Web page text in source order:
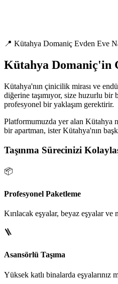
📍 Kütahya Domaniç Evden Eve
Kütahya Domaniç'in
Kütahya'nın çinicilik mirası ve
diğerine taşımıyor, size huzurlu
profesyonel bir yaklaşım gerektirir.
Platformumuzda yer alan Kütahya
bir apartman, ister Kütahya'nın
Taşınma Sürecinizi
📦
Profesyonel Paketleme
Kırılacak eşyalar, beyaz eşyalar
🪜
Asansörlü Taşıma
Yüksek katlı binalarda